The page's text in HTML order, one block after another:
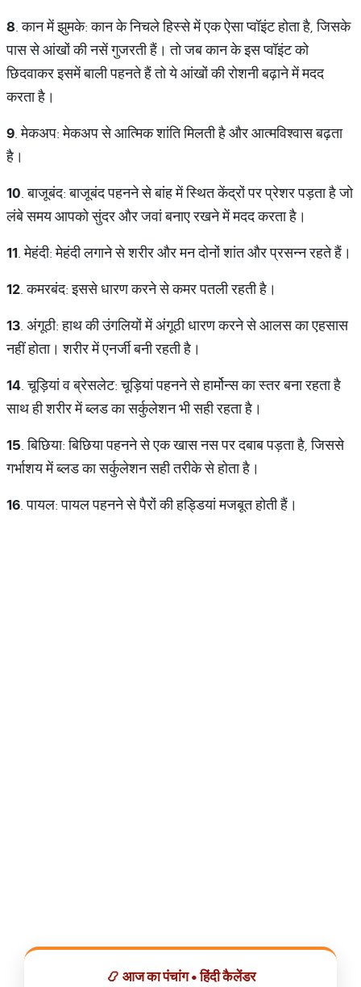
8. कान में झुमके: कान के निचले हिस्से में एक ऐसा प्वॉइंट होता है, जिसके
पास से आंखों की नसें गुजरती हैं। तो जब कान के इस प्वॉइंट को
छिदवाकर इसमें बाली पहनते हैं तो ये आंखों की रोशनी बढ़ाने में मदद
करता है।
9. मेकअप: मेकअप से आत्मिक शांति मिलती है और आत्मविश्वास बढ़ता
है।
10. बाजूबंद: बाजूबंद पहनने से बांह में स्थित केंद्रों पर प्रेशर पड़ता है जो
लंबे समय आपको सुंदर और जवां बनाए रखने में मदद करता है।
11. मेहंदी: मेहंदी लगाने से शरीर और मन दोनों शांत और प्रसन्न रहते हैं।
12. कमरबंद: इससे धारण करने से कमर पतली रहती है।
13. अंगूठी: हाथ की उंगलियों में अंगूठी धारण करने से आलस का एहसास
नहीं होता। शरीर में एनर्जी बनी रहती है।
14. चूड़ियां व ब्रेसलेट: चूड़ियां पहनने से हार्मोन्स का स्तर बना रहता है
साथ ही शरीर में ब्लड का सर्कुलेशन भी सही रहता है।
15. बिछिया: बिछिया पहनने से एक खास नस पर दबाब पड़ता है, जिससे
गर्भाशय में ब्लड का सर्कुलेशन सही तरीके से होता है।
16. पायल: पायल पहनने से पैरों की हड्डियां मजबूत होती हैं।
📿 आज का पंचांग • हिंदी कैलेंडर